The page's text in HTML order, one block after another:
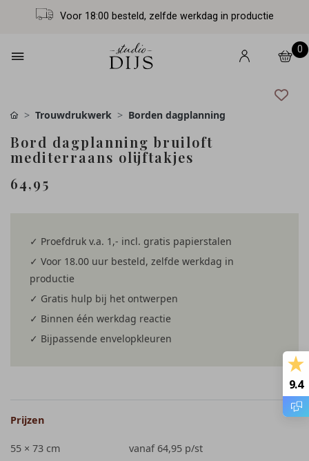
Voor 18:00 besteld, zelfde werkdag in productie
0
Trouwdrukwerk Borden dagplanning
Bord dagplanning bruiloft
mediterraans olijftakjes
64,95
✓ Proefdruk v.a. 1,- incl. gratis papierstalen
✓ Voor 18.00 uur besteld, zelfde werkdag in
productie
✓ Gratis hulp bij het ontwerpen
✓ Binnen één werkdag reactie
✓ Bijpassende envelopkleuren
Prijzen
55 × 73 cm vanaf 64,95 p/st
9.4